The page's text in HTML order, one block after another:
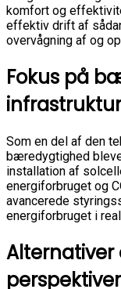
komfort og
effektiv drift af
overvågning af og
Fokus på
Som en del af den
bæredygtighed
installation af
energiforbruget og
avancerede
energiforbruget i
perspektiver